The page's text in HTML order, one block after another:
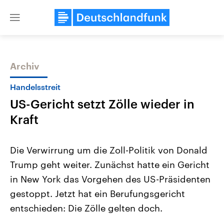
Close
Themen
Landtagswahl Sachsen-Anhalt
2026
Alle Informationen
Sachsen-Anhalt wählt am 6.
September 2026 einen neuen
Landtag. Seit 2021 wird das
USA
Aktuelle Beiträge,
Hintergründe
Wirtschaftlich und
gehören die Vereinigten
den mächtigsten Ländern
Archiv
Handelsstreit
US-Gericht setzt Zölle wieder in
Kraft
Die Verwirrung um die Zoll-Politik von Donald
Trump geht weiter. Zunächst hatte ein Gericht
in New York das Vorgehen des US-Präsidenten
gestoppt. Jetzt hat ein Berufungsgericht
entschieden: Die Zölle gelten doch.